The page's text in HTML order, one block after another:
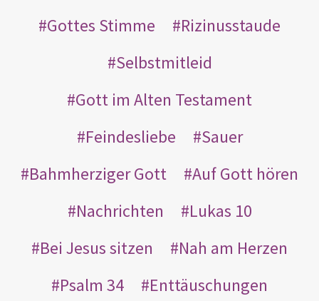
Gottes Stimme
Rizinusstaude
Selbstmitleid
Gott im Alten Testament
Feindesliebe
Sauer
Bahmherziger Gott
Auf Gott hören
Nachrichten
Lukas 10
Bei Jesus sitzen
Nah am Herzen
Psalm 34
Enttäuschungen